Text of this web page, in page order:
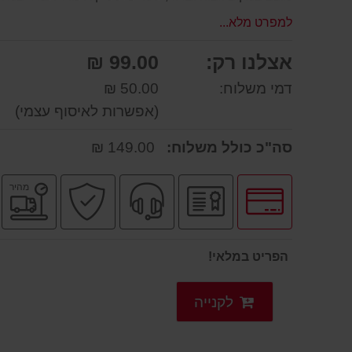
למפרט מלא...
אצלנו רק: 99.00 ₪
דמי משלוח:
50.00 ₪
(אפשרות לאיסוף עצמי)
סה"כ כולל משלוח:
לחץ
לאפשרויות
תשלומים
יבואן
רשמי
שירות
מקצועי
קניה
בטוחה
מהיר
הפריט במלאי!
לקנייה